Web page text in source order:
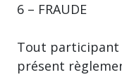
6 – FRAUDE
Tout participant
présent